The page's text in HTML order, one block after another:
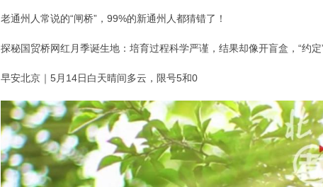
老通州人常说的“闸桥”，99%的新通州人都猜错了！
探秘国贸桥网红月季诞生地：培育过程科学严谨，结果却像开盲盒，“约
早安北京｜5月14日白天晴间多云，限号5和0